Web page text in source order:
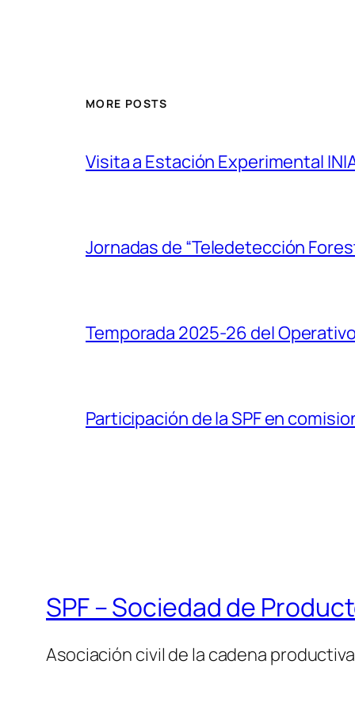
MORE POSTS
Visita a Estación Experimental
Jornadas de “Teledetección
Temporada 2025-26 del Operativo
Participación de la SPF en
SPF – Sociedad de
Asociación civil de la cadena